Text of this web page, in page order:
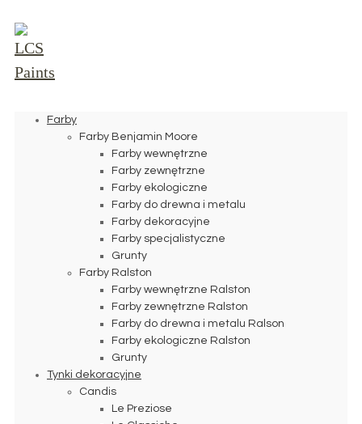
Farby
Farby Benjamin Moore
Farby wewnętrzne
Farby zewnętrzne
Farby ekologiczne
Farby do drewna i metalu
Farby dekoracyjne
Farby specjalistyczne
Grunty
Farby Ralston
Farby wewnętrzne Ralston
Farby zewnętrzne Ralston
Farby do drewna i metalu Ralson
Farby ekologiczne Ralston
Grunty
Tynki dekoracyjne
Candis
Le Preziose